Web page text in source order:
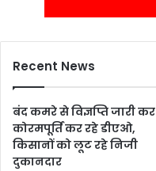
Recent News
बंद कमरे से विज्ञप्ति जारी कर
कोरमपूर्ति कर रहे डीएओ,
किसानों को लूट रहे निजी
दुकानदार